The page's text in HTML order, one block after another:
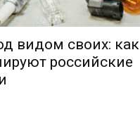
видом своих: как
российские